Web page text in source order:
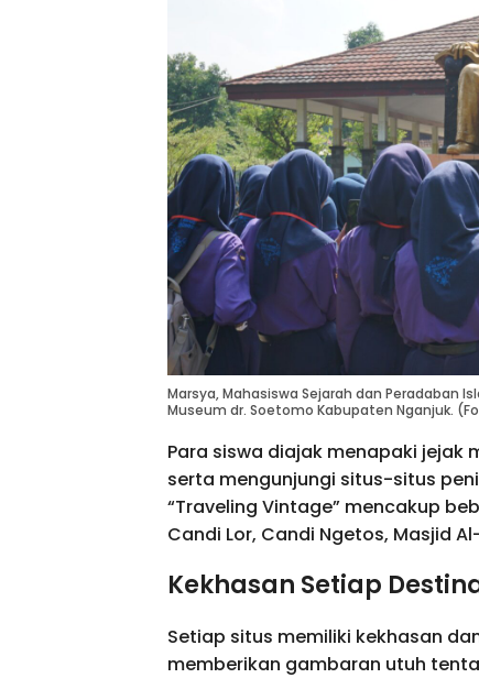
Marsya, Mahasiswa Sejarah dan Peradaban
Museum dr. Soetomo Kabupaten Nganjuk.
Para siswa diajak menapaki jejak
serta mengunjungi situs-situs
“Traveling Vintage” mencakup
Candi Lor, Candi Ngetos, Masjid
Kekhasan Setiap
Setiap situs memiliki kekhasan
memberikan gambaran utuh